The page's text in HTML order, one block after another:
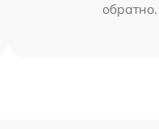
обратно.